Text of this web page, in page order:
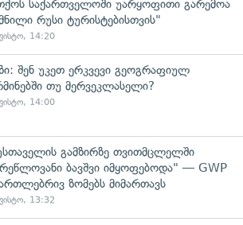
საქართველოში უარყოფითი გარემოა
რუსი ტურისტებისთვის"
14:20
შენ უკეთ ერკვევი გეოგრაფიულ
თუ მერვეკლასელი?
14:00
გამზირზე თვითმცლელში
ბავშვი იმყოფებოდა" — GWP
ზომებს მიმართავს
13:32